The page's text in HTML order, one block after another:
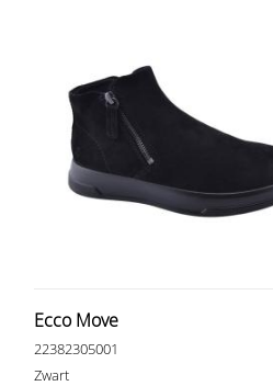
Ecco Move
22382305001
Zwart